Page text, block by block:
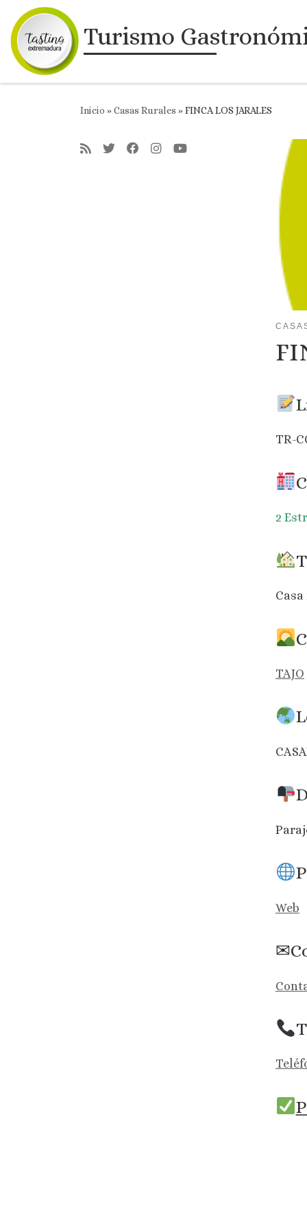
Saltar al contenido
Turismo
Inicio »Casas Rurales »FINCA LOS JARALES
TR-
2
TAJO
Web